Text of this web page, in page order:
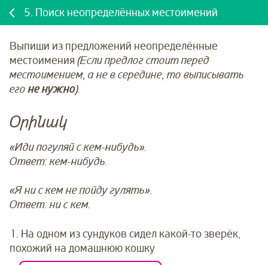
5. Поиск неопределённых местоимений
Выпиши из предложений неопределённые
местоимения(Если предлог стоит перед
местоимением, а не в середине, то выписывать
егоне нужно).
Օրինակ
«Иди погуляй с кем-нибудь».
Ответ: кем-нибудь.
«Я ни с кем не пойду гулять».
Ответ: ни с кем.
1. На одном из сундуков сидел какой-то зверёк,
похожий на домашнюю кошку